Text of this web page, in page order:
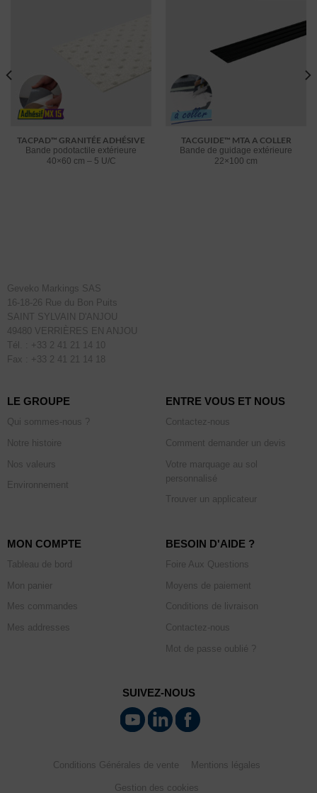
TACPAD™ GRANITÉE ADHÉSIVE
Bande podotactile extérieure
40×60 cm – 5 U/C
TACGUIDE™ MTA A COLLER
Bande de guidage extérieure
22×100 cm
Geveko Markings SAS
16-18-26 Rue du Bon Puits
SAINT SYLVAIN D'ANJOU
49480 VERRIÈRES EN ANJOU
Tél. : +33 2 41 21 14 10
Fax : +33 2 41 21 14 18
LE GROUPE
Qui sommes-nous ?
Notre histoire
Nos valeurs
Environnement
ENTRE VOUS ET NOUS
Contactez-nous
Comment demander un devis
Votre marquage au sol
personnalisé
Trouver un applicateur
MON COMPTE
Tableau de bord
Mon panier
Mes commandes
Mes addresses
BESOIN D'AIDE ?
Foire Aux Questions
Moyens de paiement
Conditions de livraison
Contactez-nous
Mot de passe oublié ?
SUIVEZ-NOUS
Conditions Générales de vente Mentions légales
Gestion des cookies